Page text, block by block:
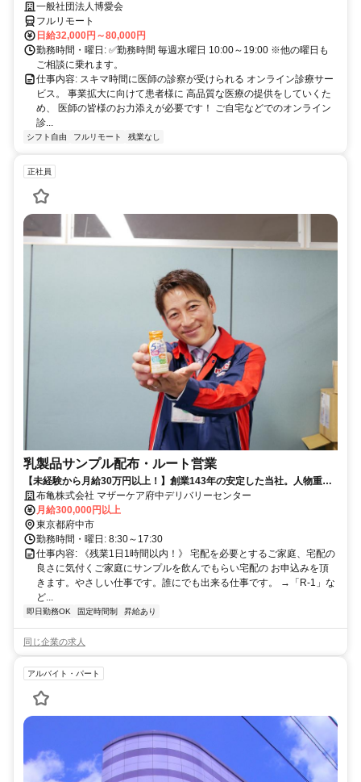
業務一般社団法人博愛会
フルリモート
日給32,000円～80,000円
勤務時間・曜日: ✅勤務時間 毎週水曜日 10:00～19:00 ※他の曜日も
ご相談に乗れます。
仕事内容: スキマ時間に医師の診察が受けられる オンライン診療サー
ビス。 事業拡大に向けて患者様に 高品質な医療の提供をしていくた
め、 医師の皆様のお力添えが必要です！ ご自宅などでのオンライン
診...
シフト自由 フルリモート 残業なし
正社員
乳製品サンプル配布・ルート営業
【未経験から月給30万円以上！】創業143年の安定した当社。人物重
視・年齢学歴不問です！
布亀株式会社 マザーケア府中デリバリーセンター
月給300,000円以上
東京都府中市
勤務時間・曜日: 8:30～17:30
仕事内容: 《残業1日1時間以内！》 宅配を必要とするご家庭、宅配の
良さに気付くご家庭にサンプルを飲んでもらい宅配の お申込みを頂
きます。やさしい仕事です。誰にでも出来る仕事です。 →「R-1」な
ど...
即日勤務OK 固定時間制 昇給あり
同じ企業の求人
アルバイト・パート